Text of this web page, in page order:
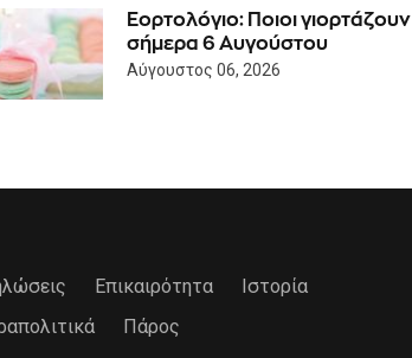
Εορτολόγιο: Ποιοι γιορτάζουν
σήμερα 6 Αυγούστου
Αύγουστος 06, 2026
Επικαιρότητα
Ιστορία
Πάρος